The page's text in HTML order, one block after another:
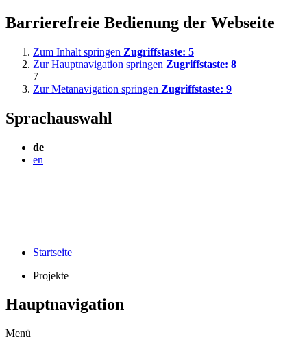
Barrierefreie Bedienung der Webseite
Zum Inhalt springen Zugriffstaste: 5
Zur Hauptnavigation springen Zugriffstaste: 8
7
Zur Metanavigation springen Zugriffstaste: 9
Sprachauswahl
de
en
Startseite
Projekte
Hauptnavigation
Menü